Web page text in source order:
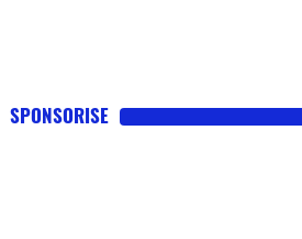
SPONSORISE